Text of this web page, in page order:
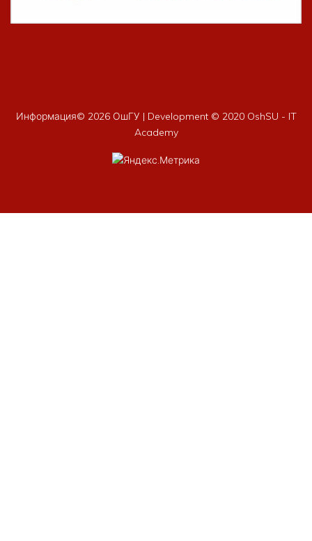
Информация© 2026 ОшГУ | Development © 2020 OshSU - IT
Academy